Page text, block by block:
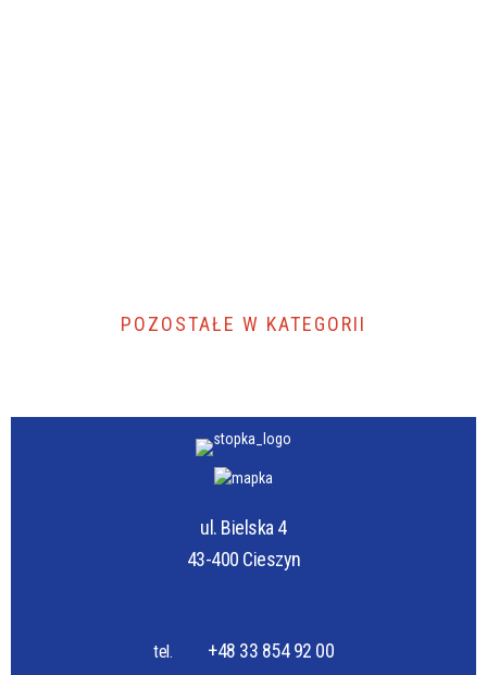
POZOSTAŁE W KATEGORII
ul. Bielska 4
43-400 Cieszyn
tel. +48 33 854 92 00